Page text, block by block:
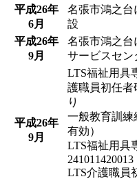
平成26年
6月
名張市鴻之台
設
平成26年
9月
名張市鴻之台
サービスセン
平成26年
9月
LTS福祉用具
護職員初任者
り
一般教育訓練
有効）
LTS福祉用具
241011420013
LTS介護職員